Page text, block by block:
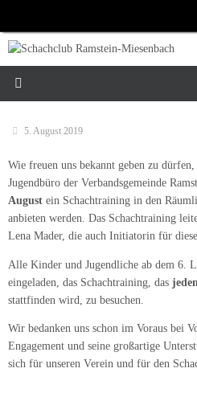
springen
5. August 2019
Wie freuen uns bekannt geben zu
Jugendbüro der Verbandsgemeinde
August ein Schachtraining in den
anbieten werden. Das Schachtraining
Lena Mader, die auch Initiatorin für
Alle Kinder und Jugendliche ab dem 6.
eingeladen, das Schachtraining, das
stattfinden wird, zu besuchen.
Wir bedanken uns schon im Voraus bei
Engagement und seine großartige
sich für unseren Verein und für den